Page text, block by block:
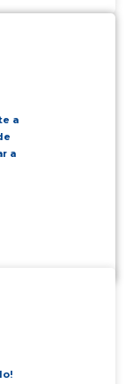
a
a